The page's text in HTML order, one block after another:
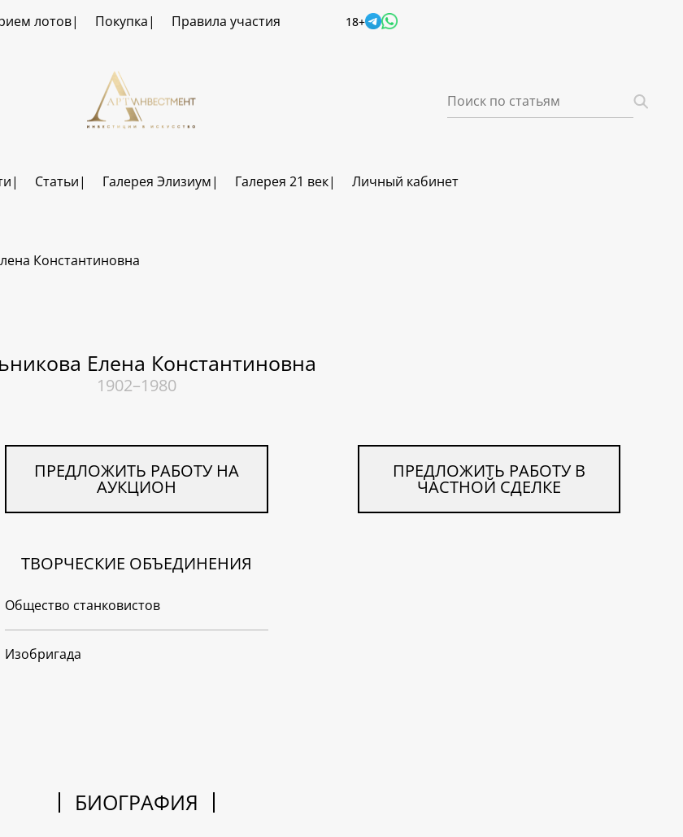
лотов Покупка Правила участия 18+
Статьи Галерея Элизиум Галерея 21 век Личный кабинет
Константиновна
Елена Константиновна
1902–1980
ПРЕДЛОЖИТЬ РАБОТУ НА
АУКЦИОН
ПРЕДЛОЖИТЬ РАБОТУ В
ЧАСТНОЙ СДЕЛКЕ
ТВОРЧЕСКИЕ ОБЪЕДИНЕНИЯ
Общество станковистов
Изобригада
БИОГРАФИЯ